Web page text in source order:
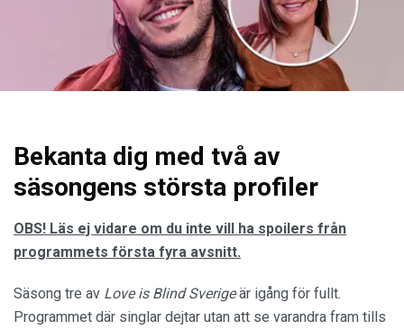
Bekanta dig med två av
säsongens största profiler
OBS! Läs ej vidare om du inte vill ha spoilers från
programmets första fyra avsnitt.
Säsong tre av Love is Blind Sverigeär igång för fullt.
Programmet där singlar dejtar utan att se varandra fram tills